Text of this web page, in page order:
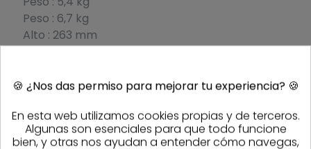
Peso : 6,7 kg
Alto : 263 mm
Longitud : 502 mm
Vibración
Perforación en
hormigón : 9,4 m/s²
🍪 ¿Nos das permiso para mejorar tu experiencia? 🍪
En esta web utilizamos cookies propias y de terceros.
Algunas son esenciales para que todo funcione
bien, y otras nos ayudan a entender cómo navegas,